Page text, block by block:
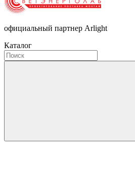
официальный партнер Arlight
Каталог